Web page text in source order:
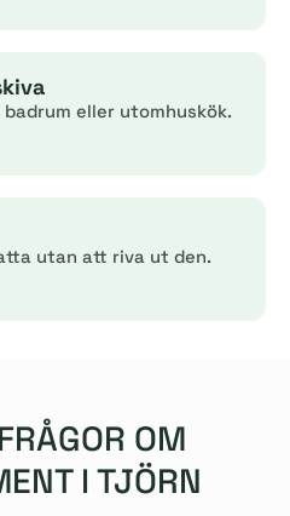
eller utomhuskök.
utan att riva ut den.
OM
I TJÖRN